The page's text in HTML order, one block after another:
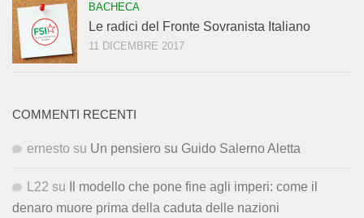
BACHECA
Le radici del Fronte Sovranista Italiano
11 DICEMBRE 2017
COMMENTI RECENTI
ernesto su Un pensiero su Guido Salerno Aletta
L22 su
Il modello che pone fine agli imperi: come il
denaro muore prima della caduta delle nazioni